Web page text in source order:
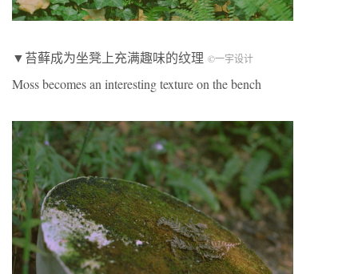
▼苔藓成为坐凳上充满趣味的纹理 ©一宇设计
Moss becomes an interesting texture on the bench